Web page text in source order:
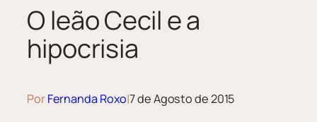
O leão Cecil e a
hipocrisia
PorFernanda Roxo|7 de Agosto de 2015